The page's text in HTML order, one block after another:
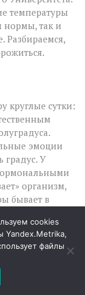
°C
температуры
нормы, так и
Разбираемся,
круглые сутки:
эмоции
градус. У
организм,
бывает в
от привычной
или
cookies
Yandex.Metrika,
файлы